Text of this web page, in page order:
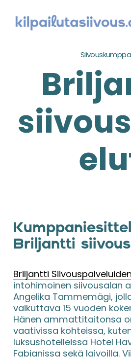
Briljantti siivous
Briljantti Siivouspalveluiden
intohimoinen siivousalan
Angelika Tammemägi,
vaikuttava 15 vuoden
Hänen ammattitaitonsa
vaativissa kohteissa,
luksushotelleissa Hotel
Fabianissa sekä laivoilla.